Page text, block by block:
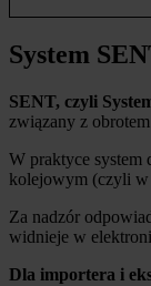
System
SENT, czyli
związany z
W praktyce system
kolejowym (czyli w
Za nadzór
widnieje w
Dla importera i